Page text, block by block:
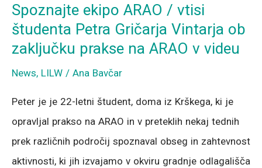
Spoznajte ekipo ARAO / vtisi
študenta Petra Gričarja Vintarja ob
zaključku prakse na ARAO v videu
News, LILW / Ana Bavčar
Peter je je 22-letni študent, doma iz Krškega, ki je
opravljal prakso na ARAO in v preteklih nekaj tednih
prek različnih področij spoznaval obseg in zahtevnost
aktivnosti, ki jih izvajamo v okviru gradnje odlagališča
ARAO
/
vtisi
študenta